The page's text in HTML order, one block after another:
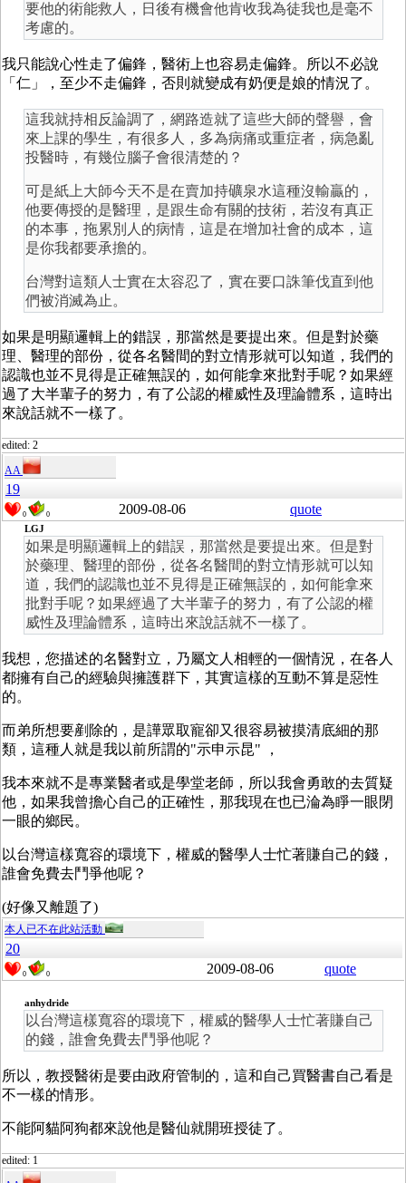
要他的術能救人，日後有機會他肯收我為徒我也是毫不
考慮的。
我只能說心性走了偏鋒，醫術上也容易走偏鋒。所以不必說
「仁」，至少不走偏鋒，否則就變成有奶便是娘的情況了。
這我就持相反論調了，網路造就了這些大師的聲譽，會
來上課的學生，有很多人，多為病痛或重症者，病急亂
投醫時，有幾位腦子會很清楚的？
可是紙上大師今天不是在賣加持礦泉水這種沒輸贏的，
他要傳授的是醫理，是跟生命有關的技術，若沒有真正
的本事，拖累別人的病情，這是在增加社會的成本，這
是你我都要承擔的。
台灣對這類人士實在太容忍了，實在要口誅筆伐直到他
們被消滅為止。
如果是明顯邏輯上的錯誤，那當然是要提出來。但是對於藥
理、醫理的部份，從各名醫間的對立情形就可以知道，我們的
認識也並不見得是正確無誤的，如何能拿來批對手呢？如果經
過了大半輩子的努力，有了公認的權威性及理論體系，這時出
來說話就不一樣了。
edited: 2
AA
19
0 0 2009-08-06 quote
LGJ
如果是明顯邏輯上的錯誤，那當然是要提出來。但是對
於藥理、醫理的部份，從各名醫間的對立情形就可以知
道，我們的認識也並不見得是正確無誤的，如何能拿來
批對手呢？如果經過了大半輩子的努力，有了公認的權
威性及理論體系，這時出來說話就不一樣了。
我想，您描述的名醫對立，乃屬文人相輕的一個情況，在各人
都擁有自己的經驗與擁護群下，其實這樣的互動不算是惡性
的。
而弟所想要剷除的，是譁眾取寵卻又很容易被摸清底細的那
類，這種人就是我以前所謂的"示申示昆" ，
我本來就不是專業醫者或是學堂老師，所以我會勇敢的去質疑
他，如果我曾擔心自己的正確性，那我現在也已淪為睜一眼閉
一眼的鄉民。
以台灣這樣寬容的環境下，權威的醫學人士忙著賺自己的錢，
誰會免費去鬥爭他呢？
(好像又離題了)
本人已不在此站活動
20
0 0 2009-08-06 quote
anhydride
以台灣這樣寬容的環境下，權威的醫學人士忙著賺自己
的錢，誰會免費去鬥爭他呢？
所以，教授醫術是要由政府管制的，這和自己買醫書自己看是
不一樣的情形。
不能阿貓阿狗都來說他是醫仙就開班授徒了。
edited: 1